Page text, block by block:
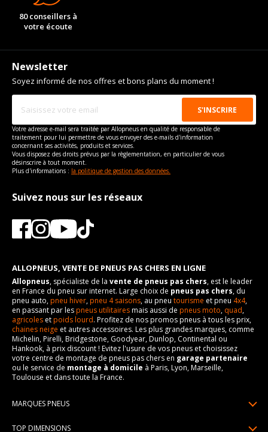
80 conseillers à
votre écoute
Newsletter
Soyez informé de nos offres et bons plans du moment !
Votre adresse e-mail sera traitée par Allopneus en qualité de responsable de
traitement pour lui permettre de vous envoyer des e-mails d'information
concernant ses activités, produits et services.
Vous disposez des droits prévus par la règlementation, en particulier de vous
désinscrire à tout moment.
Plus d'informations : la politique de gestion des données.
Suivez nous sur les réseaux
ALLOPNEUS, VENTE DE PNEUS PAS CHERS EN LIGNE
Allopneus, spécialiste de la vente de pneus pas chers, est le leader
en France du pneu sur internet. Large choix de pneus pas chers, du
pneu auto,pneu hiver,pneu 4 saisons, au pneu tourisme et pneu 4x4,
en passant par lespneus utilitairesmais aussi de pneus moto, quad,
agricoles etpoids lourd. Profitez de nos promos pneus à tous les prix,
chaines neige et autres accessoires. Les plus grandes marques, comme
Michelin, Pirelli, Bridgestone, Goodyear, Dunlop, Continental ou
Hankook, à prix discount ! Evitez l'usure de vos pneus et choisissez
votre centre de montage de pneus pas chers en garage partenaire
ou le service de montage à domicile à Paris, Lyon, Marseille,
Toulouse et dans toute la France.
MARQUES PNEUS
TOP DIMENSIONS